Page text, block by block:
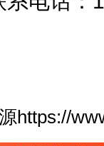
https://